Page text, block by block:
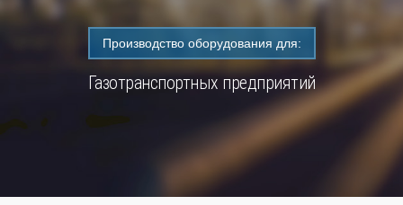
Производство оборудования для:
Газотранспортных предприятий